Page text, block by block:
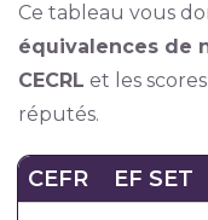
Ce tableau vous
équivalences de
CECRL et les
réputés.
CEFR EF SET